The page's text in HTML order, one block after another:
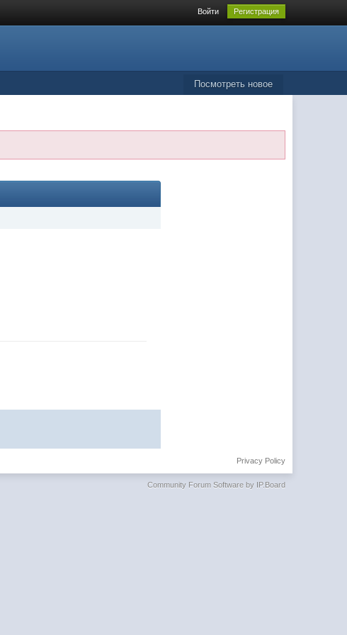
Войти Регистрация
Посмотреть новое
Privacy Policy
Community Forum Software by IP.Board